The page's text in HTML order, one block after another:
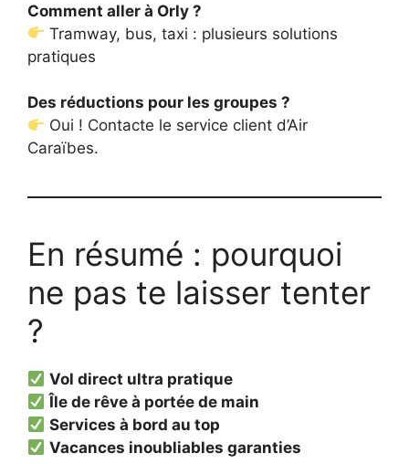
Comment aller à Orly ?
Tramway, bus, taxi : plusieurs solutions
pratiques
Des réductions pour les groupes ?
Oui ! Contacte le service client d’Air
Caraïbes.
En résumé : pourquoi
ne pas te laisser tenter
?
Vol direct ultra pratique
Île de rêve à portée de main
Services à bord au top
Vacances inoubliables garanties